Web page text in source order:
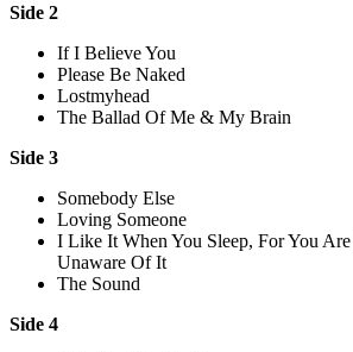
Side 2
If I Believe You
Please Be Naked
Lostmyhead
The Ballad Of Me & My Brain
Side 3
Somebody Else
Loving Someone
I Like It When You Sleep, For You
Unaware Of It
The Sound
Side 4